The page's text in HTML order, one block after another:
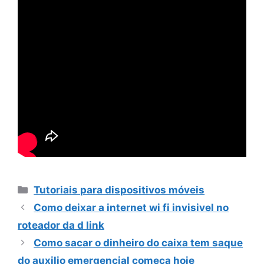
Categorias
Tutoriais para dispositivos móveis
Como deixar a internet wi fi invisivel no
roteador da d link
Como sacar o dinheiro do caixa tem saque
do auxilio emergencial comeca hoje